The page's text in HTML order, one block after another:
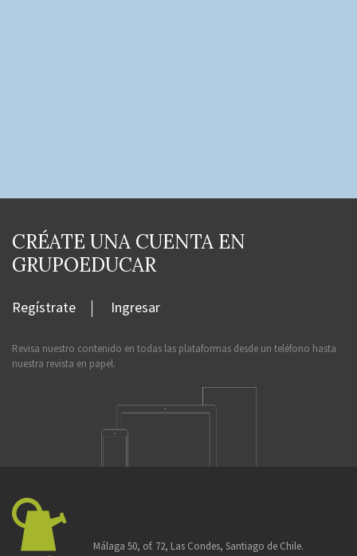
CRÉATE UNA CUENTA EN
GRUPOEDUCAR
Regístrate Ingresar
Revisa nuestro contenido en todas las plataformas desde un teléfono hasta
nuestra revista en papel.
Málaga 50, of. 72, Las Condes, Santiago de Chile.